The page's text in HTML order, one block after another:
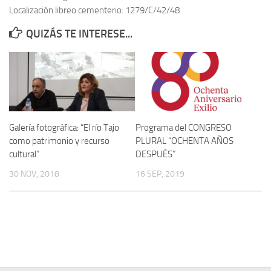
Memoria Histórica
Investigación previa de la represión en Talavera de la Reina (1937-
1947).
Informe Represión en Toledo 1936-1947 | Buscador
Informe de la fosa de abril de 1939 de Tembleque
Enciclopedia Republicana
Militantes históricos IR
Personajes republicanos
Localización libreo cementerio: 1279/C/42/48
QUIZÁS TE INTERESE...
Galería fotográfica: “El río Tajo
como patrimonio y recurso
cultural”
30 NOV, 2018
Programa del CONGRESO
PLURAL “OCHENTA AÑOS
DESPUÉS”
16 SEP, 2019